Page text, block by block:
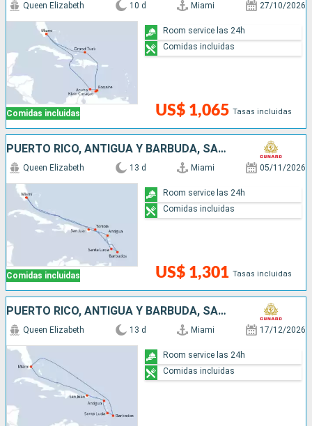
Comidas incluidas
Queen Elizabeth 10 d Miami 27/10/2026
US$ 1,065 Tasas incluidas
Room service las 24h
Comidas incluidas
PUERTO RICO, ANTIGUA Y BARBUDA, SANTA LUCIA, BARBADOS, SAN MARTÍN, ESTADOS UNIDOS
Comidas incluidas
Queen Elizabeth 13 d Miami 05/11/2026
US$ 1,301 Tasas incluidas
Room service las 24h
Comidas incluidas
PUERTO RICO, ANTIGUA Y BARBUDA, SANTA LUCIA, BARBADOS, SAN MARTÍN, ESTADOS UNIDOS
Queen Elizabeth 13 d Miami 17/12/2026
Room service las 24h
Comidas incluidas